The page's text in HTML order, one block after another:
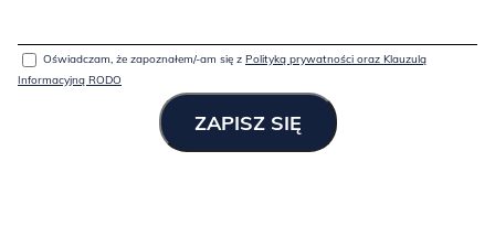
Oświadczam, że zapoznałem/-am się z Polityką prywatności oraz Klauzulą
Informacyjną RODO